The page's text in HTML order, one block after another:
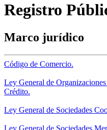
Registro
Marco jurídico
Código de Comercio.
Ley General de
Crédito.
Ley General de Sociedades
Ley General de Sociedades